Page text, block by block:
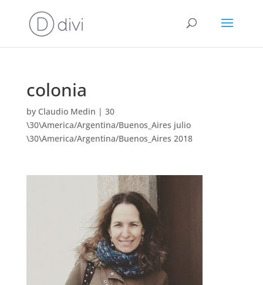
colonia
by Claudio Medin | 30
\30\America/Argentina/Buenos_Aires julio
\30\America/Argentina/Buenos_Aires 2018